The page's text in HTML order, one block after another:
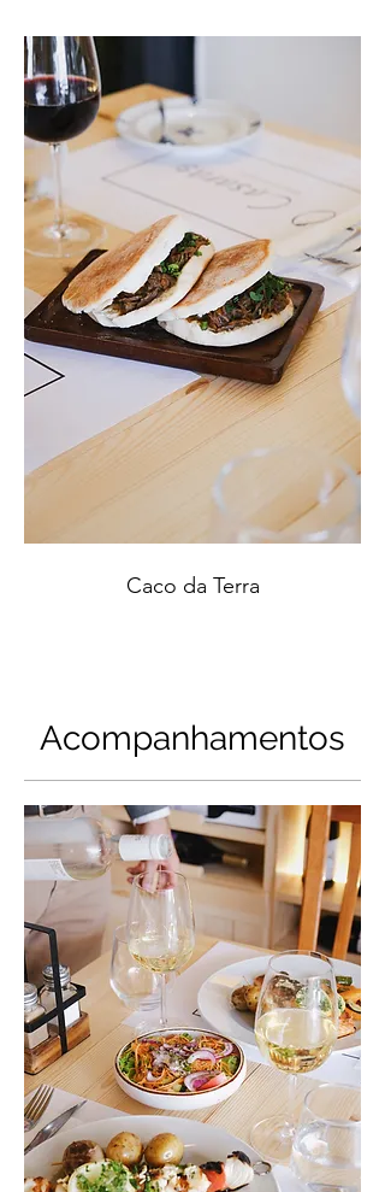
Caco da Terra
Acompanhamentos